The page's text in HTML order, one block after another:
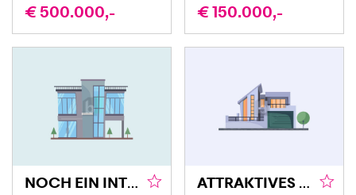
€ 500.000,- € 150.000,-
NOCH EIN INTERESSANTES BAUPROJEKT IM ORTZENTRUM
ATTRAKTIVES BAUPROJEKT IM ORTSZENTRUM